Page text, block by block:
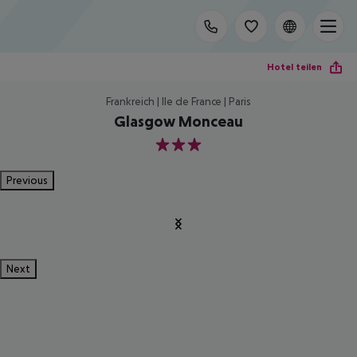
Hotel teilen
Frankreich | Ile de France | Paris
Glasgow Monceau
3
Previous
Next